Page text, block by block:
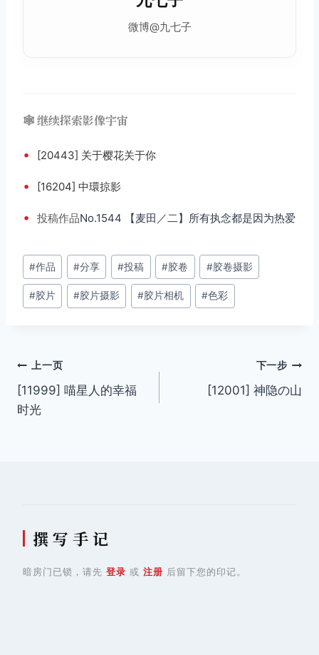
微博@九七子
🕸️ 继续探索影像宇宙
• [20443] 关于樱花关于你
• [16204] 中環掠影
• 投稿作品No.1544 【麦田／二】所有执念都是因为热爱
文
章
标
#作品 #分享 #投稿 #胶卷 #胶卷摄影
#胶片 #胶片摄影 #胶片相机 #色彩
文
章
上一页
[11999] 喵星人的幸福
时光
下一步
[12001] 神隐の山
撰 写 手 记
暗房门已锁，请先 登录 或 注册 后留下您的印记。